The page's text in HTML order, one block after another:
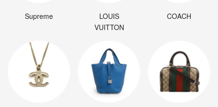
Supreme
LOUIS
VUITTON
COACH